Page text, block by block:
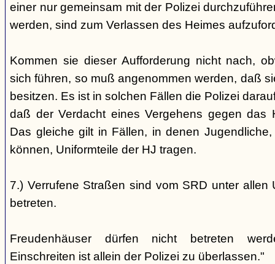
einer nur gemeinsam mit der Polizei
werden, sind zum Verlassen des Heimes
Kommen sie dieser Aufforderung nicht nach,
sich führen, so muß angenommen werden, daß
besitzen. Es ist in solchen Fällen die Polizei
daß der Verdacht eines Vergehens gegen das
Das gleiche gilt in Fällen, in denen
können, Uniformteile der HJ tragen.
7.) Verrufene Straßen sind vom SRD unter allen
betreten.
Freudenhäuser dürfen nicht betreten
Einschreiten ist allein der Polizei zu überlassen."